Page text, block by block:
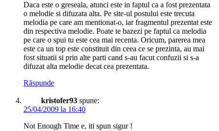
Daca este o greseala, atunci este in faptul ca a fost prezentata
o melodie si difuzata alta. Pe site-ul postului este trecuta
melodia pe care am mentionat-o, iar fragmentul prezentat este
din respectiva melodie. Poate te bazezi pe faptul ca melodia
pe care o spui tu este cea mai recenta. Oricum, parerea mea
este ca un top este constituit din ceea ce se prezinta, au mai
fost situatii si prin alte parti cand s-au facut confuzii si s-a
difuzat alta melodie decat cea prezentata.
Răspunde
kristofer93 spune:
25/04/2009 la 16:40
Not Enough Time e, iti spun sigur !